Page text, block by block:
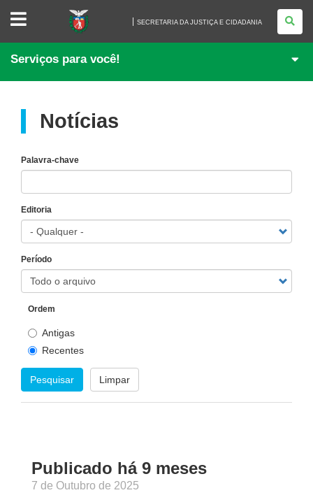
SECRETARIA
JUSTIÇA
E
CIDADANIA
SECRETARIA DA JUSTIÇA E CIDADANIA
Serviços para você!
Notícias
Palavra-chave
Editoria
Período
Ordem
Antigas
Recentes
Pesquisar Limpar
Publicado há 9 meses
7 de Outubro de 2025